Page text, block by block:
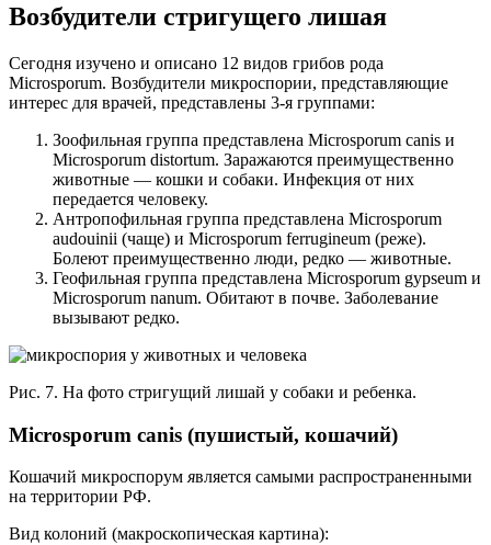
Возбудители стригущего лишая
Сегодня изучено и описано 12 видов грибов рода
Microsporum. Возбудители микроспории, представляющие
интерес для врачей, представлены 3-я группами:
Зоофильная группа представлена Microsporum canis и
Microsporum distortum. Заражаются преимущественно
животные — кошки и собаки. Инфекция от них
передается человеку.
Антропофильная группа представлена Microsporum
audouinii (чаще) и Microsporum ferrugineum (реже).
Болеют преимущественно люди, редко — животные.
Геофильная группа представлена Microsporum gypseum и
Microsporum nanum. Обитают в почве. Заболевание
вызывают редко.
Рис. 7. На фото стригущий лишай у собаки и ребенка.
Microsporum canis (пушистый, кошачий)
Кошачий микроспорум является самыми распространенными
на территории РФ.
Вид колоний (макроскопическая картина):